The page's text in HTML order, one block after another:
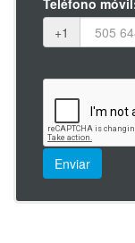
telemarketing. La
Promoción
atención del
Objetivos
Brindar
mundo de las
actual, que es la
Teléfono
+1